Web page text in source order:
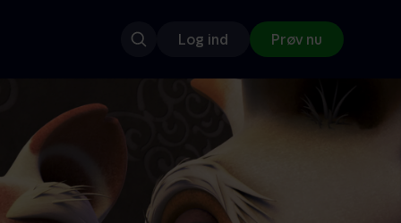
Log ind Prøv nu